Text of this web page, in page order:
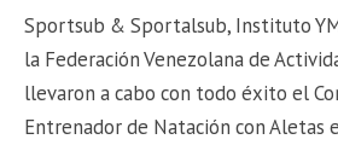
Sportsub & Sportalsub, Instituto
la Federación Venezolana de
llevaron a cabo con todo éxito el
Entrenador de Natación con Aletas